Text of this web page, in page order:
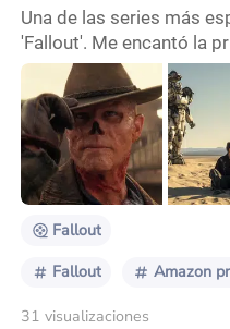
Una de las series más
'Fallout'. Me encantó la
pareció increíble y una
de videojuegos que se
poco más a fondo de su
allá. La segunda
trama principal bien
tramas con menor
Fallout
Fallout
31 visualizaciones